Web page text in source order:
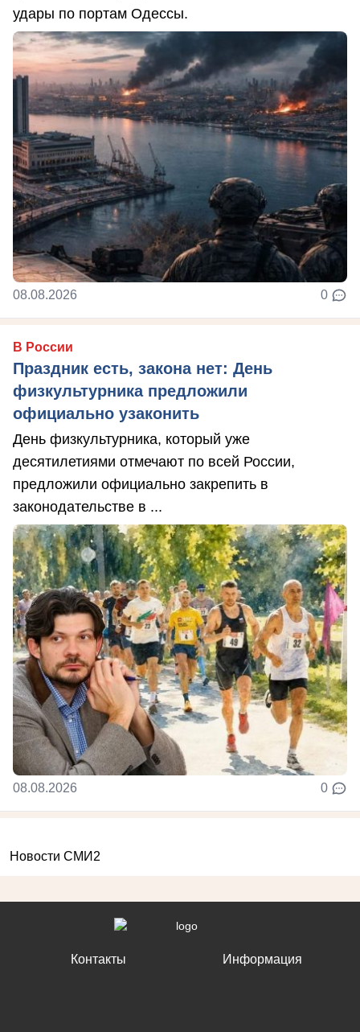
удары по портам Одессы.
08.08.2026 0
В России
Праздник есть, закона нет: День
физкультурника предложили
официально узаконить
День физкультурника, который уже
десятилетиями отмечают по всей России,
предложили официально закрепить в
законодательстве в ...
08.08.2026 0
Новости СМИ2
Контакты Информация